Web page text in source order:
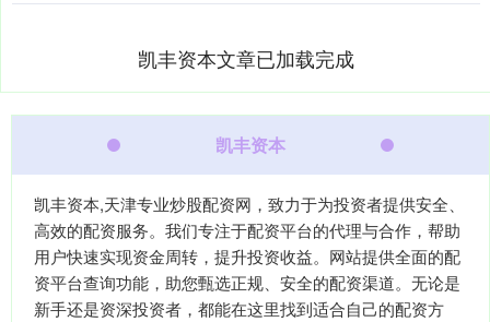
凯丰资本文章已加载完成
凯丰资本
凯丰资本,天津专业炒股配资网，致力于为投资者提供安全、
高效的配资服务。我们专注于配资平台的代理与合作，帮助
用户快速实现资金周转，提升投资收益。网站提供全面的配
资平台查询功能，助您甄选正规、安全的配资渠道。无论是
新手还是资深投资者，都能在这里找到适合自己的配资方